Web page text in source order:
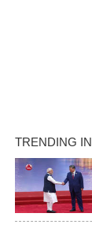
TRENDING IN